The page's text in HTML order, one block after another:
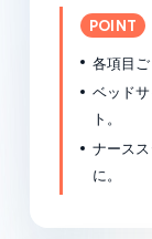
POINT
各項目
ベッド
ト。
ナース
に。